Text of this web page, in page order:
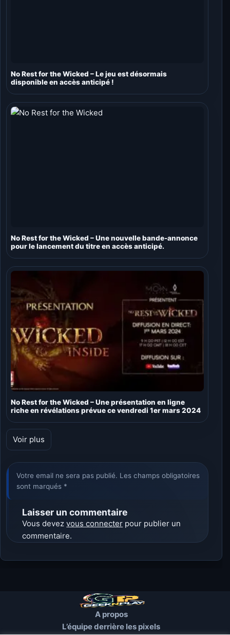
No Rest for the Wicked – Le jeu est désormais
disponible en accès anticipé !
No Rest for the Wicked – Une nouvelle bande-annonce
pour le lancement du titre en accès anticipé.
No Rest for the Wicked – Une présentation en ligne
riche en révélations prévue ce vendredi 1er mars 2024
Voir plus
Votre email ne sera pas publié. Les champs obligatoires
sont marqués *
Laisser un commentaire
Vous devezvous connecter pour publier un
commentaire.
A propos
L’équipe derrière les pixels